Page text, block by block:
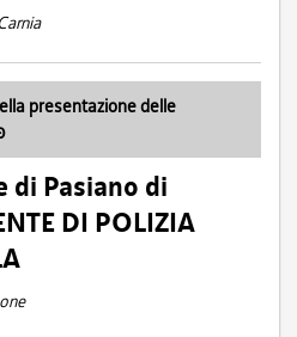
presentazione delle
di Pasiano di
DI POLIZIA